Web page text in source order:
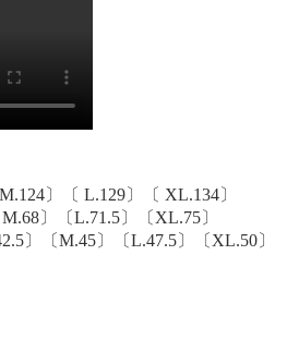
〕〔 L.129〕〔 XL.134〕
〕〔L.71.5〕〔XL.75〕
〕〔M.45〕〔L.47.5〕〔XL.50〕